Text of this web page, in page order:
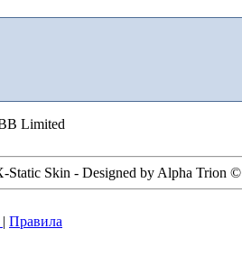
Limited
Static Skin - Designed by Alpha Trion ©
| Правила